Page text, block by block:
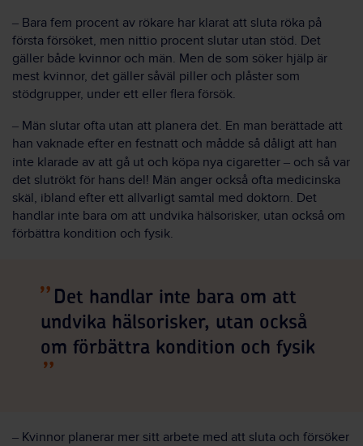
– Bara fem procent av rökare har klarat att sluta röka på
första försöket, men nittio procent slutar utan stöd. Det
gäller både kvinnor och män. Men de som söker hjälp är
mest kvinnor, det gäller såväl piller och plåster som
stödgrupper, under ett eller flera försök.
– Män slutar ofta utan att planera det. En man berättade att
han vaknade efter en festnatt och mådde så dåligt att han
inte klarade av att gå ut och köpa nya cigaretter – och så var
det slutrökt för hans del! Män anger också ofta medicinska
skäl, ibland efter ett allvarligt samtal med doktorn. Det
handlar inte bara om att undvika hälsorisker, utan också om
förbättra kondition och fysik.
Det handlar inte bara om att
undvika hälsorisker, utan också
om förbättra kondition och fysik
– Kvinnor planerar mer sitt arbete med att sluta och försöker